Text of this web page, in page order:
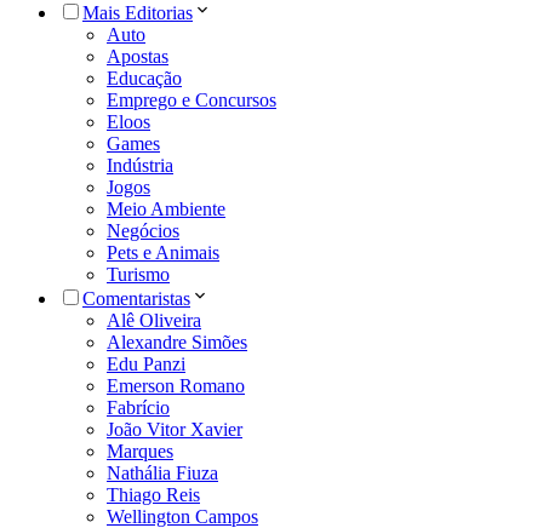
Mais Editorias
Auto
Apostas
Educação
Emprego e Concursos
Eloos
Games
Indústria
Jogos
Meio Ambiente
Negócios
Pets e Animais
Turismo
Comentaristas
Alê Oliveira
Alexandre Simões
Edu Panzi
Emerson Romano
Fabrício
João Vitor Xavier
Marques
Nathália Fiuza
Thiago Reis
Wellington Campos